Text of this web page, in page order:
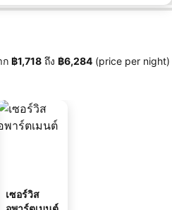
ก ‎฿1,718 ถึง ‎฿6,284 (price per night)
เซอร์วิส